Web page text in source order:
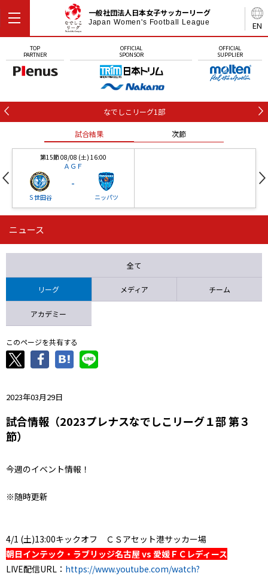
EN
一般社団法人日本女子サッカーリーグ
Japan Women's Football League
TOP
PARTNER
OFFICIAL
SPONSOR
OFFICIAL
SUPPLIER
なでしこリーグ1部
試合結果 次節
第15節 08/08 (土) 16:00
ＡＧＦ
Ｓ世田谷
-
ニッパツ
第16節 09/05 (土) 15:00
ニッパツ 石人の星
ニュース
全て
リーグ メディア チーム
アカデミー
このページを共有する
2023年03月29日
試合情報（2023プレナスなでしこリーグ１部 第３
節）
今週のイベント情報！
※随時更新
4/1 (土)13:00キックオフ ＣＳアセット港サッカー場
朝日インテック・ラブリッジ名古屋 vs 愛媛ＦＣレディース
LIVE配信URL： https://www.youtube.com/watch?